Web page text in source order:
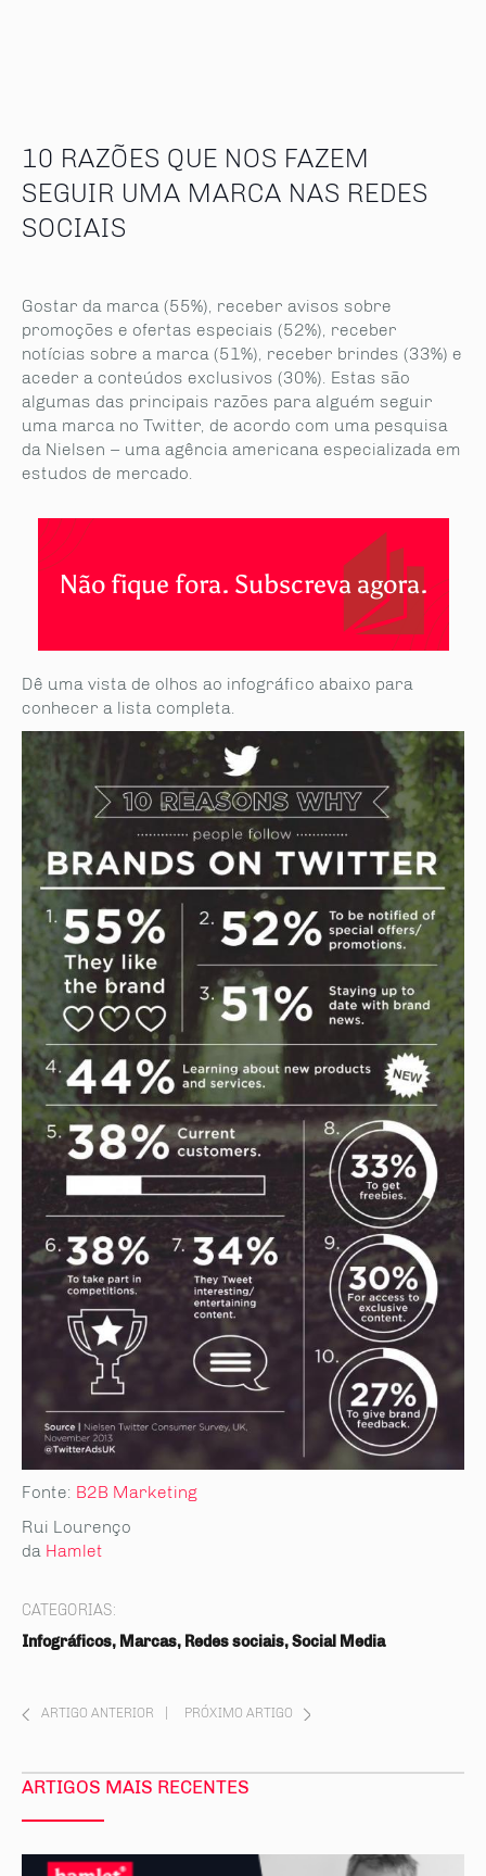
10 RAZÕES QUE NOS FAZEM
SEGUIR UMA MARCA NAS REDES
SOCIAIS
Gostar da marca (55%), receber avisos sobre
promoções e ofertas especiais (52%), receber
notícias sobre a marca (51%), receber brindes (33%) e
aceder a conteúdos exclusivos (30%). Estas são
algumas das principais razões para alguém seguir
uma marca no Twitter, de acordo com uma pesquisa
da Nielsen – uma agência americana especializada em
estudos de mercado.
Não fique fora. Subscreva agora.
Dê uma vista de olhos ao infográfico abaixo para
conhecer a lista completa.
Fonte: B2B Marketing
Rui Lourenço
da Hamlet
CATEGORIAS:
Infográficos, Marcas, Redes sociais, Social Media
ARTIGO ANTERIOR PRÓXIMO ARTIGO
ARTIGOS MAIS RECENTES